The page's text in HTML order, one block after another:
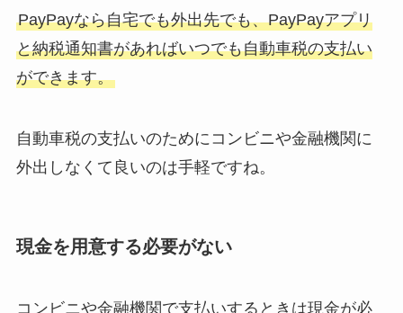
PayPayなら自宅でも外出先でも、PayPayアプリ
と納税通知書があればいつでも自動車税の支払い
ができます。
自動車税の支払いのためにコンビニや金融機関に
外出しなくて良いのは手軽ですね。
現金を用意する必要がない
コンビニや金融機関で支払いするときは現金が必